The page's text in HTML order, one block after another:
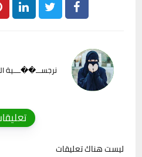
نرجســـ��ــــية
ليست هناك تعليقات